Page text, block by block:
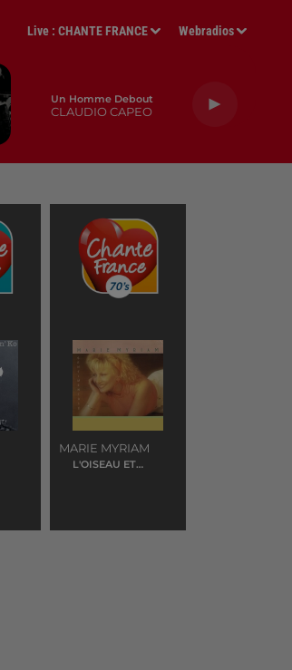
Live :CHANTE FRANCE Webradios
Un Homme Debout
CLAUDIO CAPEO
MARIE MYRIAM
L'OISEAU ET